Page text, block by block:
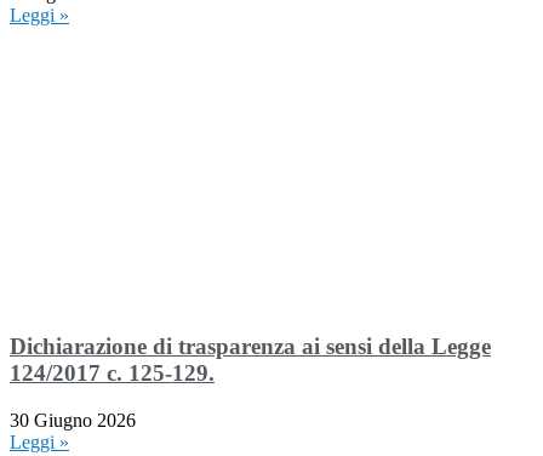
Leggi »
Dichiarazione di trasparenza ai sensi della Legge
124/2017 c. 125-129.
30 Giugno 2026
Leggi »